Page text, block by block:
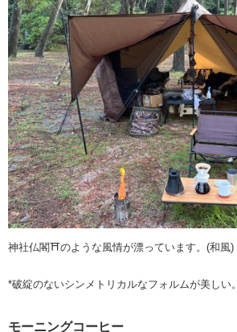
神社仏閣⛩️のような風情が漂っています。(和風)
*破綻のないシンメトリカルなフォルムが美しい。
モーニングコーヒー